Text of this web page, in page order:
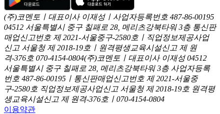
(주)코멘토ㅣ대표이사 이재성ㅣ사업자등록번호 487-86-00195
04512 서울특별시 중구 칠패로 28, 메리츠강북타워 3층 통신판
매업신고번호 제 2021-서울중구-2580호ㅣ직업정보제공사업
신고 서울청 제 2018-19호ㅣ원격평생교육시설신고 제 원
격-376호 070-4154-0804(주)코멘토ㅣ대표이사 이재성 04512
서울특별시 중구 칠패로 28, 메리츠강북타워 3층 사업자등록
번호 487-86-00195ㅣ통신판매업신고번호 제 2021-서울중
구-2580호 직업정보제공사업신고 서울청 제 2018-19호 원격평
생교육시설신고 제 원격-376호ㅣ070-4154-0804
이용약관